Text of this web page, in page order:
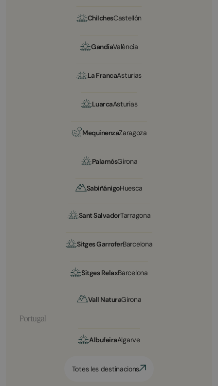
ChilchesCastellón
GandíaValència
La FrancaAsturias
LuarcaAsturias
MequinenzaZaragoza
PalamósGirona
SabiñánigoHuesca
Sant SalvadorTarragona
Sitges GarroferBarcelona
Sitges RelaxBarcelona
Vall NaturaGirona
Portugal
AlbufeiraAlgarve
Totes les destinacions